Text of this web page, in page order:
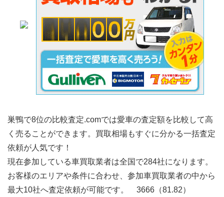
巣鴨で8位の比較査定.comでは愛車の査定額を比較して高
く売ることができます。買取相場もすぐに分かる一括査定
依頼が人気です！
現在参加している車買取業者は全国で284社になります。
お客様のエリアや条件に合わせ、参加車買取業者の中から
最大10社へ査定依頼が可能です。 3666（81.82）